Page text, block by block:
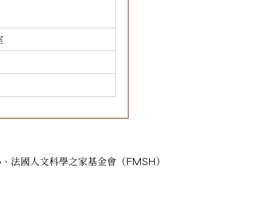
法國人文科學之家基金會（FMSH）